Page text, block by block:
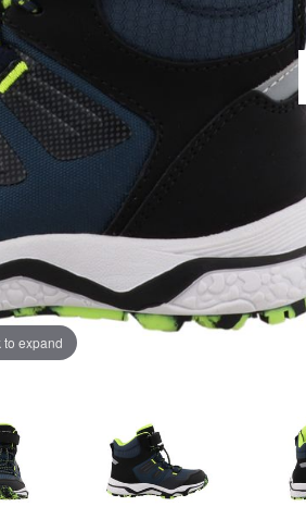
to expand